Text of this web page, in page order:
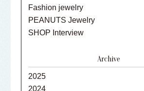
Fashion jewelry
PEANUTS Jewelry
SHOP Interview
Archive
2025
2024